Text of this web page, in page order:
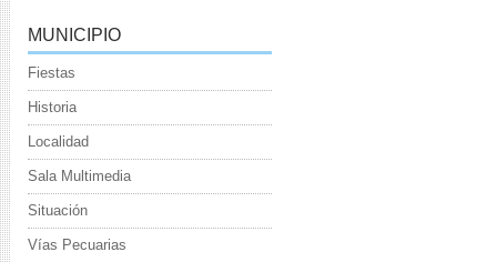
MUNICIPIO
Fiestas
Historia
Localidad
Sala Multimedia
Situación
Vías Pecuarias